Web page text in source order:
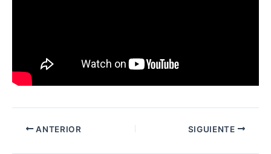
ANTERIOR SIGUIENTE